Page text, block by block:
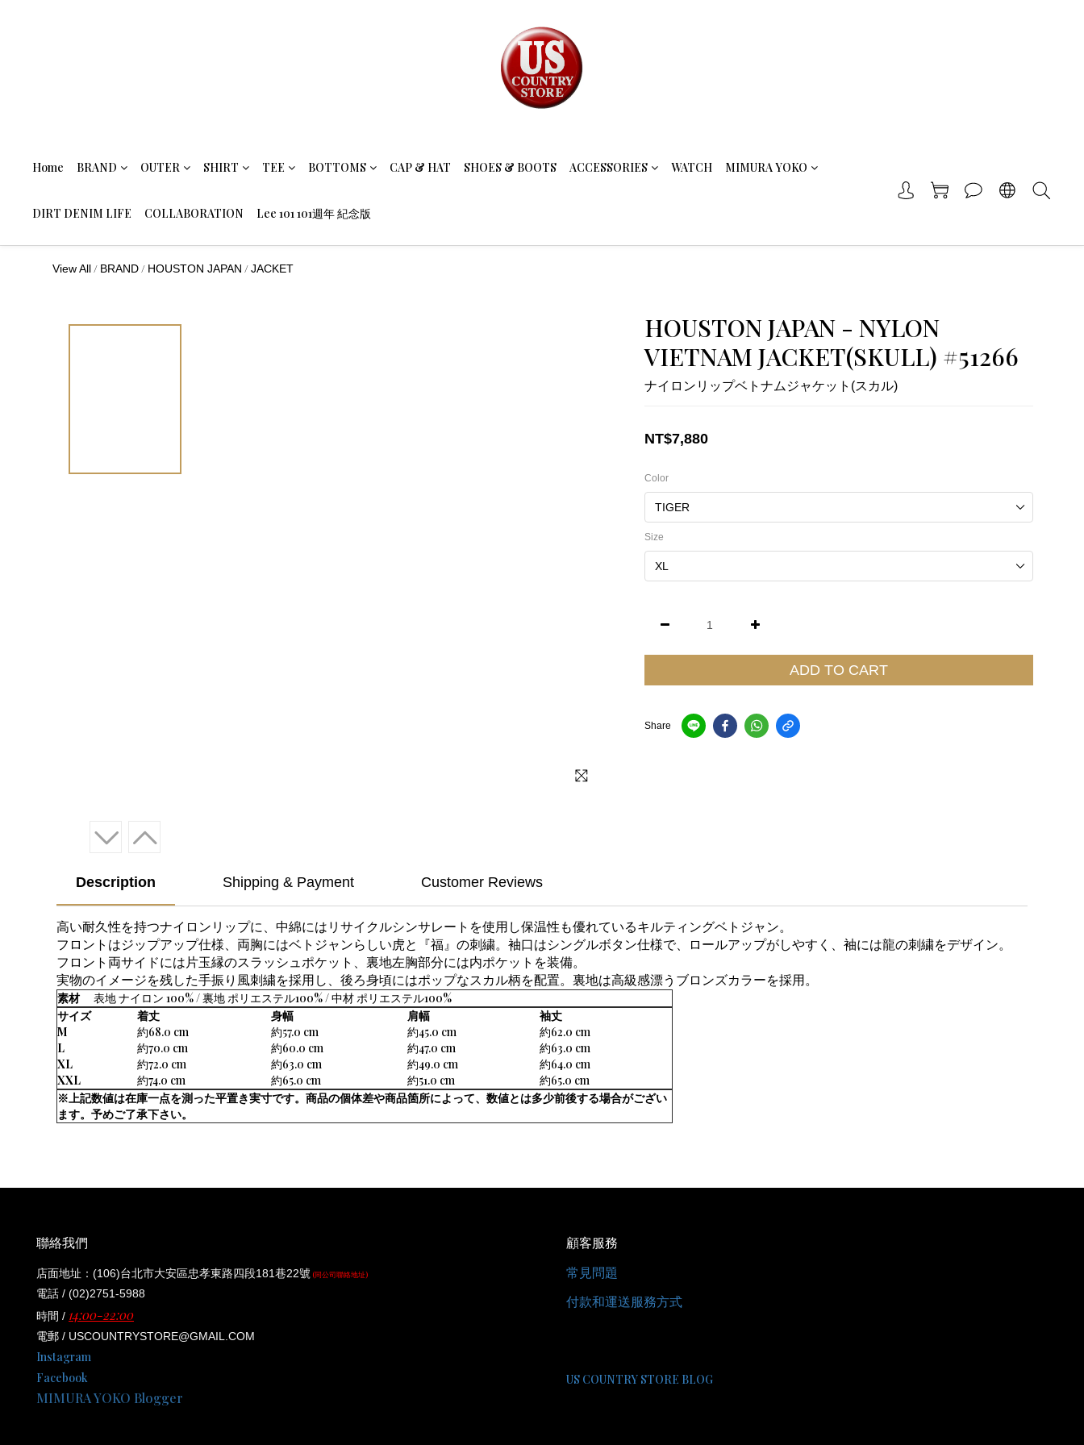
Home BRAND OUTER SHIRT TEE BOTTOMS CAP & HAT SHOES & BOOTS ACCESSORIES WATCH MIMURA YOKO
DIRT DENIM LIFE COLLABORATION Lee 101 101週年 紀念版
View All / BRAND / HOUSTON JAPAN /JACKET
HOUSTON JAPAN - NYLON
VIETNAM JACKET(SKULL) #51266
ナイロンリップベトナムジャケット(スカル)
NT$7,880
Color
Size
ADD TO CART
Share
Description Shipping & Payment Customer Reviews
高い耐久性を持つナイロンリップに、中綿にはリサイクルシンサレートを使用し保温性も優れているキルティングベトジャン。
フロントはジップアップ仕様、両胸にはベトジャンらしい虎と『福』の刺繍。袖口はシングルボタン仕様で、ロールアップがしやすく、袖には龍の刺繍をデザイン。
フロント両サイドには片玉縁のスラッシュポケット、裏地左胸部分には内ポケットを装備。
実物のイメージを残した手振り風刺繍を採用し、後ろ身頃にはポップなスカル柄を配置。裏地は高級感漂うブロンズカラーを採用。
素材
表地 ナイロン 100% / 裏地 ポリエステル100% / 中材 ポリエステル100%
サイズ
着丈 身幅 肩幅
袖丈
M
約68.0 cm 約57.0 cm 約45.0 cm
約62.0 cm
L
約70.0 cm 約60.0 cm 約47.0 cm
約63.0 cm
XL
約72.0 cm 約63.0 cm 約49.0 cm
約64.0 cm
XXL
約74.0 cm 約65.0 cm 約51.0 cm
約65.0 cm
※上記数値は在庫一点を測った平置き実寸です。商品の個体差や商品箇所によって、数値とは多少前後する場合がござい
ます。予めご了承下さい。
聯絡我們
店面地址：(106)台北市大安區忠孝東路四段181巷22號 (同公司聯絡地址)
電話 / (02)2751-5988
時間 / 14:00-22:00
電郵 / USCOUNTRYSTORE@GMAIL.COM
Instagram
Facebook
MIMURA YOKO Blogger
顧客服務
常見問題
付款和運送服務方式
US COUNTRY STORE BLOG